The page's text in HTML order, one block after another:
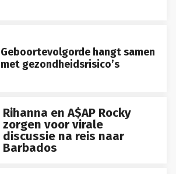
Geboortevolgorde hangt samen
met gezondheidsrisico’s
Rihanna en A$AP Rocky
zorgen voor virale
discussie na reis naar
Barbados